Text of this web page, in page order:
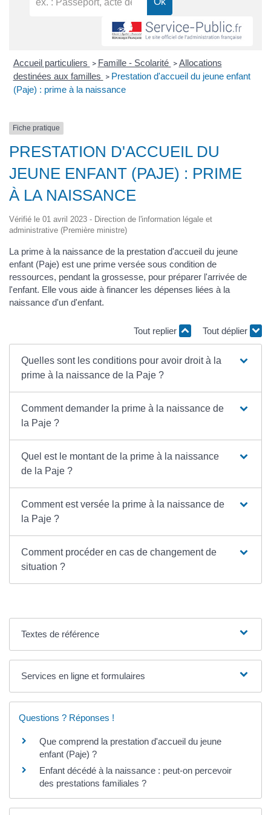
Accueil particuliers > Famille - Scolarité > Allocations
destinées aux familles > Prestation d'accueil du jeune enfant
(Paje) : prime à la naissance
Fiche pratique
PRESTATION D'ACCUEIL DU
JEUNE ENFANT (PAJE) : PRIME
À LA NAISSANCE
Vérifié le 01 avril 2023 - Direction de l'information légale et
administrative (Première ministre)
La prime à la naissance de la prestation d'accueil du jeune
enfant (Paje) est une prime versée sous condition de
ressources, pendant la grossesse, pour préparer l'arrivée de
l'enfant. Elle vous aide à financer les dépenses liées à la
naissance d'un d'enfant.
Tout replier Tout déplier
Quelles sont les conditions pour avoir droit à la
prime à la naissance de la Paje ?
Comment demander la prime à la naissance de
la Paje ?
Quel est le montant de la prime à la naissance
de la Paje ?
Comment est versée la prime à la naissance de
la Paje ?
Comment procéder en cas de changement de
situation ?
Textes de référence
Services en ligne et formulaires
Questions ? Réponses !
Que comprend la prestation d'accueil du jeune
enfant (Paje) ?
Enfant décédé à la naissance : peut-on percevoir
des prestations familiales ?